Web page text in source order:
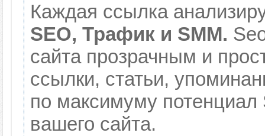
Каждая ссылка
SEO, Трафик и SMM.
сайта прозрачным и
ссылки, статьи,
по максимуму
вашего сайта.